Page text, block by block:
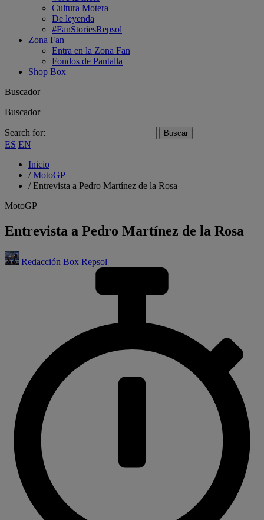
Cultura Motera
De leyenda
#FanStoriesRepsol
Zona Fan
Entra en la Zona Fan
Fondos de Pantalla
Shop Box
Buscador
Buscador
Search for:
ES EN
Inicio
/MotoGP
/Entrevista a Pedro Martínez de la Rosa
MotoGP
Entrevista a Pedro Martínez de la Rosa
Redacción Box Repsol